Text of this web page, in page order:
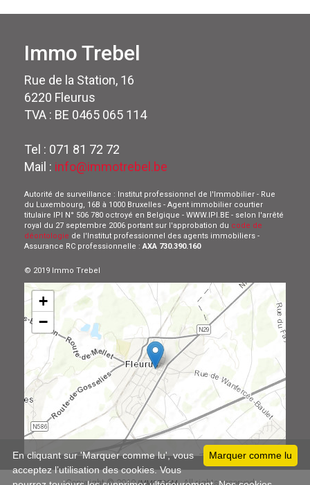
Immo Trebel
Rue de la Station, 16
6220 Fleurus
TVA : BE 0465 065 114
Tel : 071 81 72 72
Mail : info@immotrebel.be
Autorité de surveillance : Institut professionnel de l'Immobilier - Rue
du Luxembourg, 16B à 1000 Bruxelles - Agent immobilier courtier
titulaire IPI N° 506 780 octroyé en Belgique - WWW.IPI.BE - selon l'arrêté
royal du 27 septembre 2006 portant sur l'approbation du code de
déontologie de l'Institut professionnel des agents immobiliers -
Assurance RC professionnelle :AXA 730.390.160
© 2019 Immo Trebel
+
−
Copyright © 2019IMMOZOOMAll rights reserved
Marquer comme lu
En cliquant sur 'Marquer comme lu', vous
acceptez l’utilisation des cookies. Vous